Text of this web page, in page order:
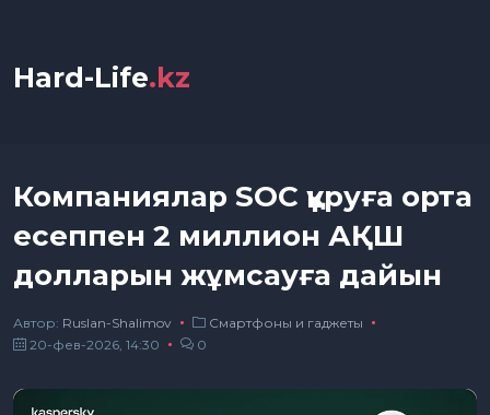
Hard-Life.kz
Компаниялар SOC құруға орта
есеппен 2 миллион АҚШ
долларын жұмсауға дайын
Автор: Ruslan-Shalimov
Смартфоны и гаджеты
20-фев-2026, 14:30
0